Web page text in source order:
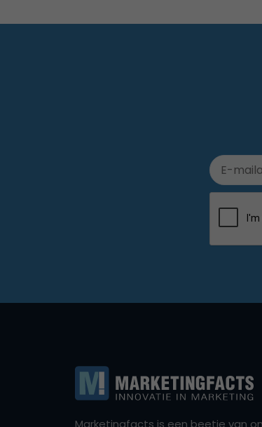
Marketingfacts is een beetje van